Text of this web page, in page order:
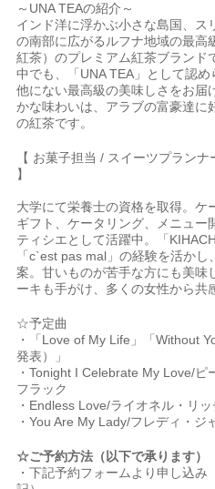
～UNA TEAの紹介～
インド洋に浮かぶ小さな島国、ス
の南部に広がるルフナ地域の最高
紅茶）のプレミアム紅茶ブランド
中でも、「UNA TEA」として認め
他にない最高級の美味しさをお届
かな味わいは、アラブの富豪達に
の紅茶です。
【 お菓子担当 / スイーツプラン
】
大学にて栄養士の資格を取得。ケ
ギフト、ケータリング、メニュー
ティシエとして活躍中。「
「c`est pas mal」の経験を活か
案。甘いものが苦手な方にも美味
ーキも手がけ、多くの女性から共
☆予定曲
・「Love of My Life」「Without
発表）」
・Tonight I Celebrate My Love/ピ
フラック
・Endless Love/ライオネル・リ
・You Are My Lady/フレディ・
☆ご予約方法（以下で承ります）
・下記予約フォームより申し込